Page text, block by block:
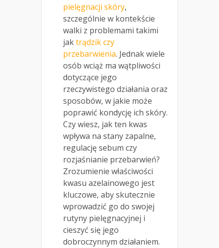
pielęgnacji skóry,
szczególnie w kontekście
walki z problemami takimi
jaktrądzik czy
przebarwienia. Jednak wiele
osób wciąż ma wątpliwości
dotyczące jego
rzeczywistego działania oraz
sposobów, w jakie może
poprawić kondycję ich skóry.
Czy wiesz, jak ten kwas
wpływa na stany zapalne,
regulację sebum czy
rozjaśnianie przebarwień?
Zrozumienie właściwości
kwasu azelainowego jest
kluczowe, aby skutecznie
wprowadzić go do swojej
rutyny pielęgnacyjnej i
cieszyć się jego
dobroczynnym działaniem.